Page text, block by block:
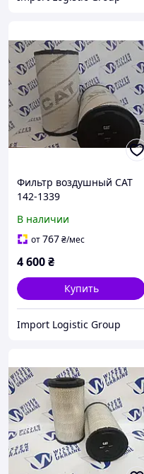
Фильтр воздушный CAT
142-1339
В наличии
от767₴/мес
4 600₴
Купить
Import Logistic Group